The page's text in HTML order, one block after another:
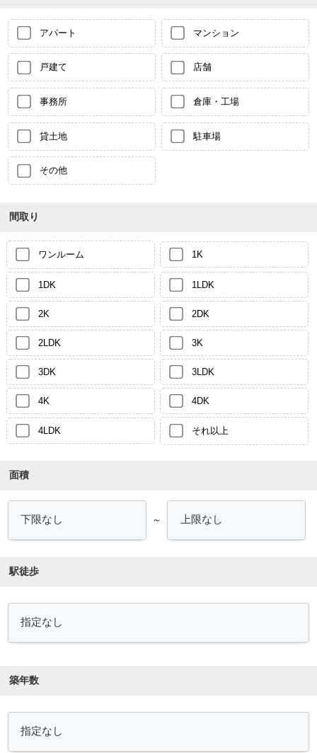
アパート マンション
戸建て 店舗
事務所 倉庫・工場
貸土地 駐車場
その他
間取り
ワンルーム 1K
1DK 1LDK
2K 2DK
2LDK 3K
3DK 3LDK
4K 4DK
4LDK それ以上
面積
～
駅徒歩
築年数